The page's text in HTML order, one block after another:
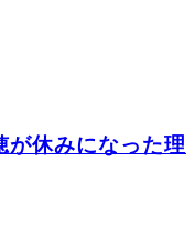
が休みになった理